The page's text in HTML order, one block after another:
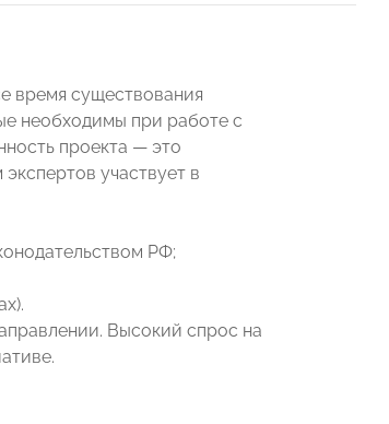
время существования
необходимы при работе с
проекта — это
участвует в
РФ;
Высокий спрос на